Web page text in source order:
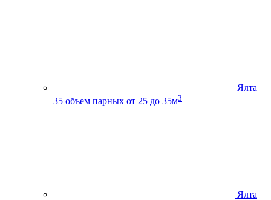
Ялта
35 объем парных от 25 до 35м3
Ялта